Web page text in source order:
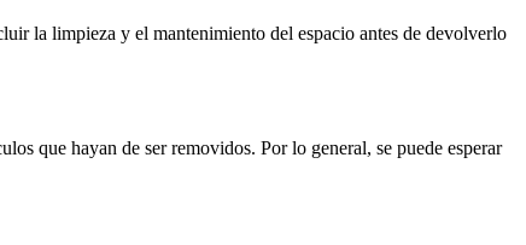
la limpieza y el mantenimiento del espacio antes de devolverlo
que hayan de ser removidos. Por lo general, se puede esperar